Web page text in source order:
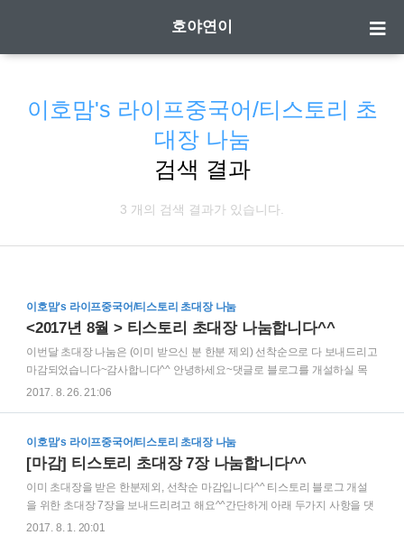
호야연이
이호맘's 라이프중국어/티스토리 초
대장 나눔
검색 결과
3 개의 검색 결과가 있습니다.
이호맘's 라이프중국어/티스토리 초대장 나눔
<2017년 8월 > 티스토리 초대장 나눔합니다^^
이번달 초대장 나눔은 (이미 받으신 분 한분 제외) 선착순으로 다 보내드리고
마감되었습니다~감사합니다^^ 안녕하세요~댓글로 블로그를 개설하실 목
적 ( 생각해두신 블로그 이름이여도 좋습니다^^) 그리고 이메일주소를 남겨
보내드렸는데 아직도 블로그를 개설하지 않으신 분들이 많네요ㅠㅠ초대장
을 받으신 분들은 꼭 열심히 하셨으면 좋겠습니당~화이팅^^
2017. 8. 26. 21:06
이호맘's 라이프중국어/티스토리 초대장 나눔
[마감] 티스토리 초대장 7장 나눔합니다^^
이미 초대장을 받은 한분제외, 선착순 마감입니다^^ 티스토리 블로그 개설
을 위한 초대장 7장을 보내드리려고 해요^^간단하게 아래 두가지 사항을 댓
글로 적어주시기 바랍니다~(비밀댓글이던 공개댓글이던 상관없어요~^^) 1.
2017. 8. 1. 20:01